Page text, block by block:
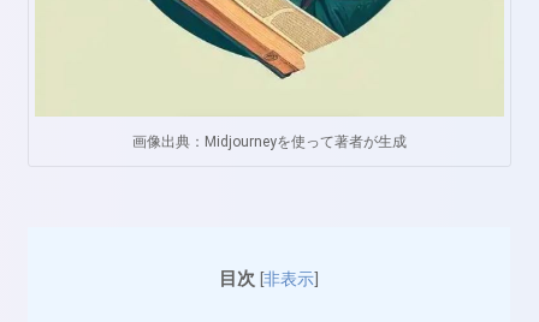
画像出典：Midjourneyを使って著者が生成
目次 [非表示]